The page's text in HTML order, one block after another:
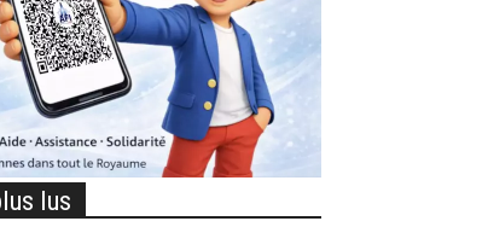
lus